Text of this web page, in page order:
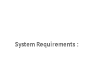
System Requirements :